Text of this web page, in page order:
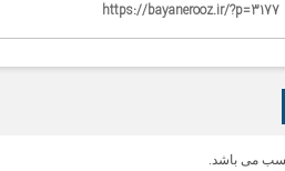
https://bayanerooz.ir/?p=3177
می باشد.